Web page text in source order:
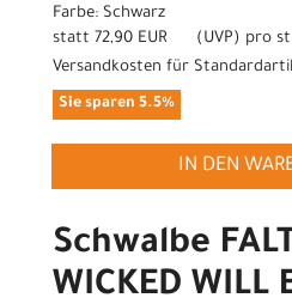
Farbe: Schwarz
statt 72,90 EUR ( UVP) pro st
Versandkosten für
Sie sparen 5.5%
IN DEN
Schwalbe
WICKED WILL